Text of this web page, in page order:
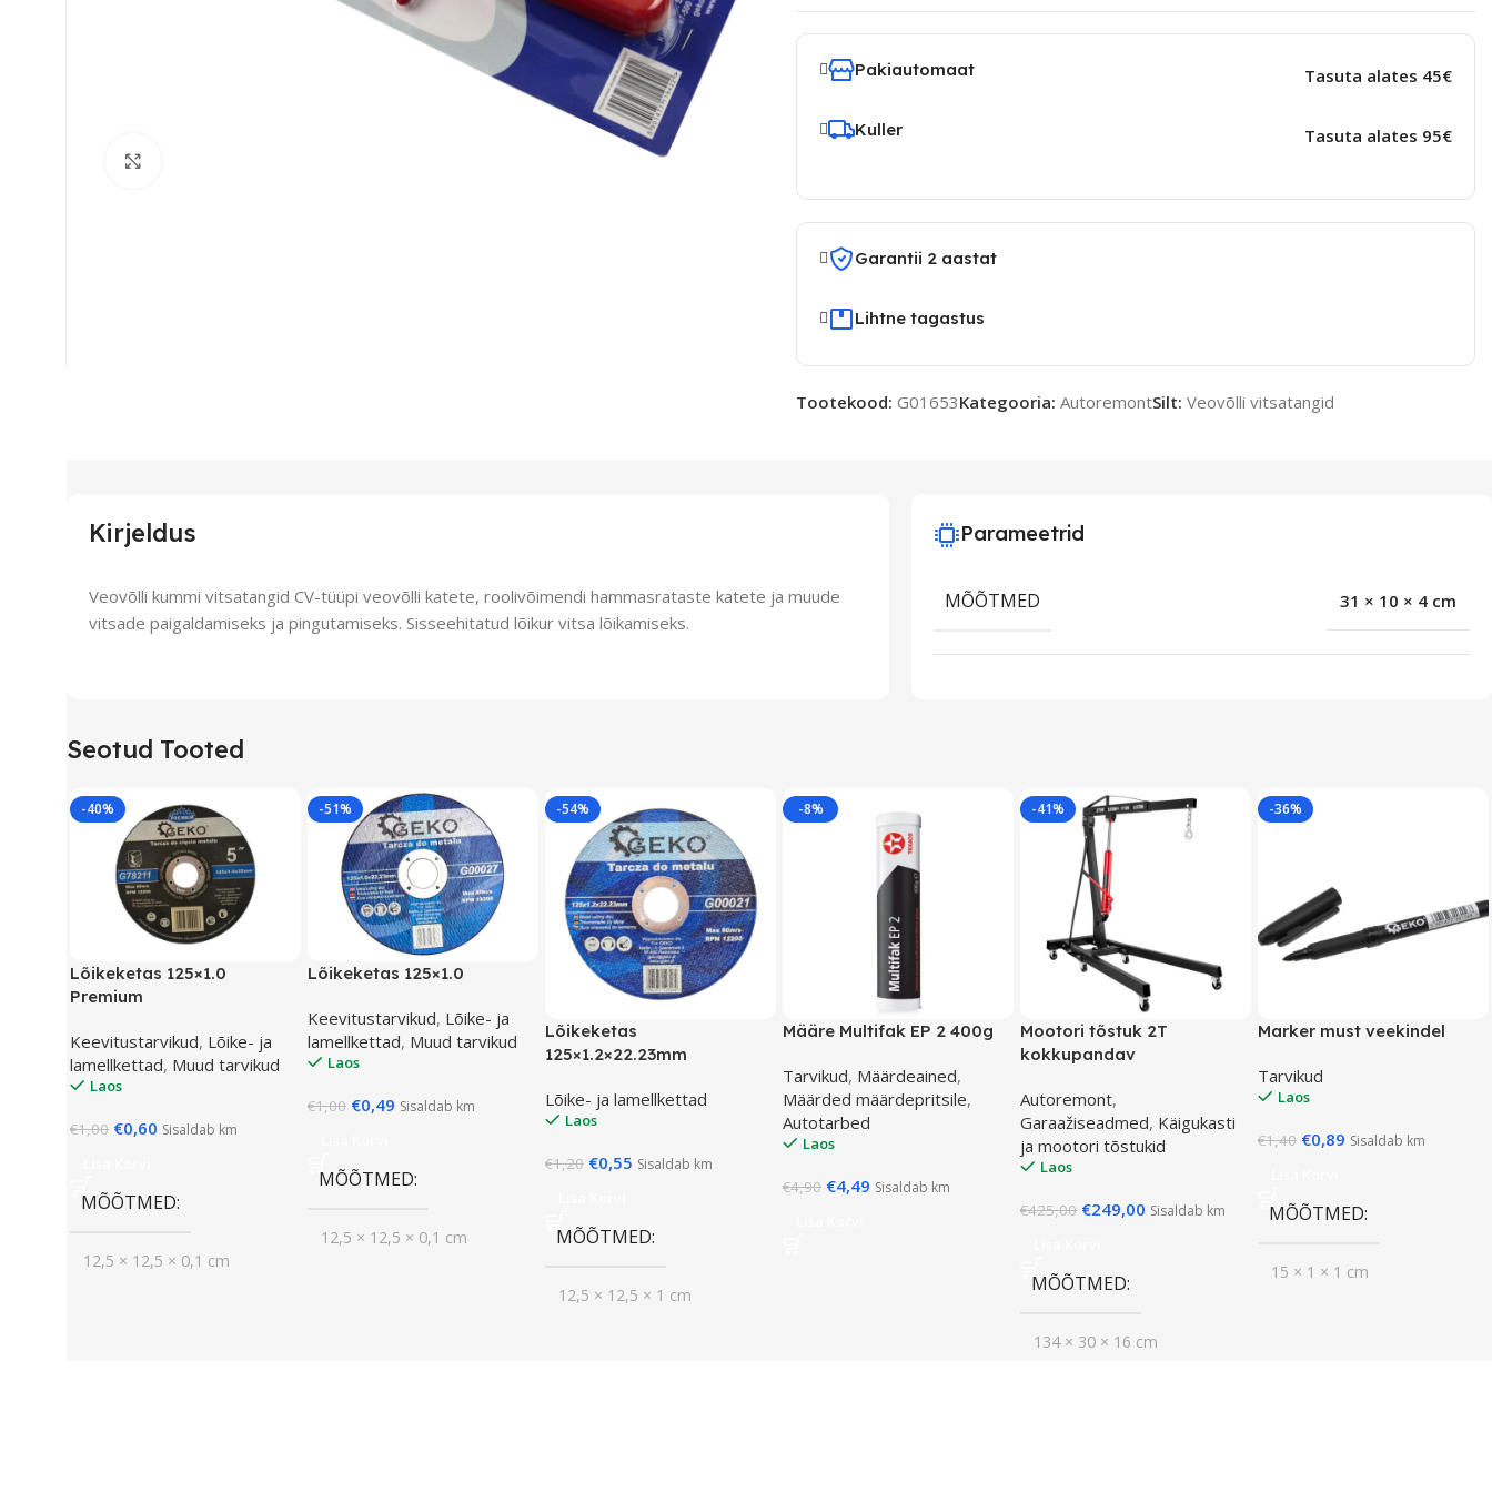
Pakiautomaat Tasuta alates 45€
Kuller Tasuta alates 95€
Garantii 2 aastat
Lihtne tagastus
Tootekood: G01653Kategooria: AutoremontSilt: Veovõlli vitsatangid
Kirjeldus
Veovõlli kummi vitsatangid CV-tüüpi veovõlli katete, roolivõimendi hammasrataste katete ja muude
vitsade paigaldamiseks ja pingutamiseks. Sisseehitatud lõikur vitsa lõikamiseks.
Parameetrid
MÕÕTMED 31 × 10 × 4 cm
Seotud Tooted
-40%
Lõikeketas 125×1.0
Premium
Keevitustarvikud, Lõike- ja
lamellkettad, Muud tarvikud
Laos
€1,00 €0,60 Sisaldab km
MÕÕTMED
12,5 × 12,5 × 0,1 cm
-51%
Lõikeketas 125×1.0
Keevitustarvikud, Lõike- ja
lamellkettad, Muud tarvikud
Laos
€1,00 €0,49 Sisaldab km
MÕÕTMED
12,5 × 12,5 × 0,1 cm
-54%
Lõikeketas
125×1.2×22.23mm
Lõike- ja lamellkettad
Laos
€1,20 €0,55 Sisaldab km
MÕÕTMED
12,5 × 12,5 × 1 cm
-8%
Määre Multifak EP 2 400g
Tarvikud, Määrdeained,
Määrded määrdepritsile,
Autotarbed
Laos
€4,90 €4,49 Sisaldab km
-41%
Mootori tõstuk 2T
kokkupandav
Autoremont,
Garaažiseadmed, Käigukasti
ja mootori tõstukid
Laos
€425,00 €249,00 Sisaldab km
MÕÕTMED
134 × 30 × 16 cm
-36%
Marker must veekindel
Tarvikud
Laos
€1,40 €0,89 Sisaldab km
MÕÕTMED
15 × 1 × 1 cm